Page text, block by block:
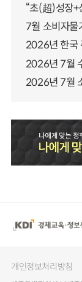
“초(超)성장+
7월 소비자
2026년 한국
2026년 7월
2026년 7월
개인정보처리방침